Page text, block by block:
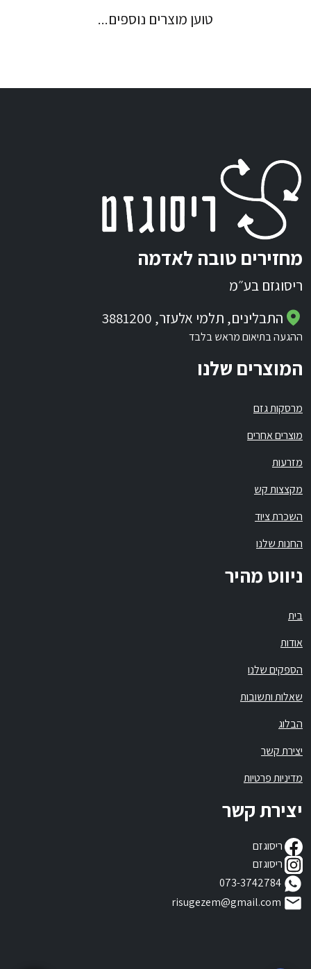
טוען מוצרים נוספים...
מחזירים טובה לאדמה
ריסוגזם בע״מ
התבלינים, תלמי אלעזר, 3881200
ההגעה בתיאום מראש בלבד
המוצרים שלנו
מרסקות גזם
מוצרים אחרים
מזרעות
מקצצות קש
השכרת ציוד
החנות שלנו
ניווט מהיר
בית
אודות
הספקים שלנו
שאלות ותשובות
הבלוג
יצירת קשר
מדיניות פרטיות
יצירת קשר
ריסוגזם
ריסוגזם